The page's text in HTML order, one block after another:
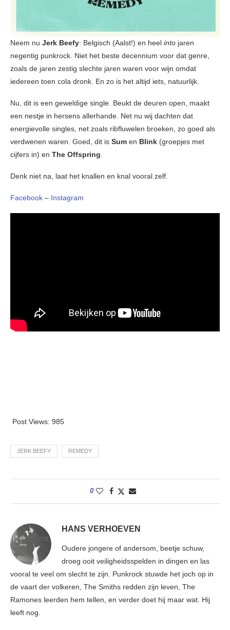
Neem nu Jerk Beefy: Belgisch (Aalst!) en heel into jaren
negentig punkrock. Niet het beste decennium voor dat genre,
zoals de jaren zestig slechte jaren waren voor wijn omdat
iedereen toen cola dronk. En zo is het altijd iets, natuurlijk.
Nu, dit is een geweldige single. Beukt de deuren open, maakt
een nestje in hersens allerhande. Net nu wij dachten dat
energievolle singles, net zoals ribfluwelen broeken, zo goed als
verdwenen waren. Goed, dit is Sum en Blink (groepjes met
cijfers in) en The Offspring.
Denk niet na, laat het knallen en knal vooral zelf.
Facebook – Instagram
Post Views: 985
JERK BEEFY REMEDY
0
HANS VERHOEVEN
Oudere jongere of andersom, beetje schuw,
droeg ooit veiligheidsspelden in dingen en las
vooral te veel om slecht te zijn. Punkrock stuwde het joch op in
de vaart der volkeren, The Smiths redden zijn leven, The
Ramones leerden hem tellen, en verder doet hij maar wat. Hij
leeft nog.